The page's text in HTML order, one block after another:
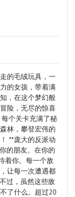
的毛绒玩具，一
的女孩，带着满
，在这个梦幻般
险，无尽的惊喜
个关卡充满了秘
林，攀登宏伟的
**庞大的反派动
的朋友。在你的
着你。每一个敌
让每一次遭遇都
过，虽然这些敌
了什么。超过20